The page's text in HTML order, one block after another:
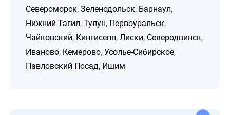
Североморск, Зеленодольск, Барнаул,
Нижний Тагил, Тулун, Первоуральск,
Чайковский, Кингисепп, Лиски, Северодвинск,
Иваново, Кемерово, Усолье-Сибирское,
Павловский Посад, Ишим